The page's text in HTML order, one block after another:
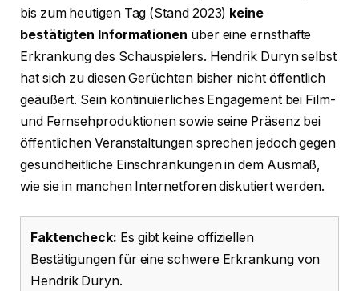
bis zum heutigen Tag (Stand 2023) keine
bestätigten Informationen über eine ernsthafte
Erkrankung des Schauspielers. Hendrik Duryn selbst
hat sich zu diesen Gerüchten bisher nicht öffentlich
geäußert. Sein kontinuierliches Engagement bei Film-
und Fernsehproduktionen sowie seine Präsenz bei
öffentlichen Veranstaltungen sprechen jedoch gegen
gesundheitliche Einschränkungen in dem Ausmaß,
wie sie in manchen Internetforen diskutiert werden.
Faktencheck: Es gibt keine offiziellen
Bestätigungen für eine schwere Erkrankung von
Hendrik Duryn.